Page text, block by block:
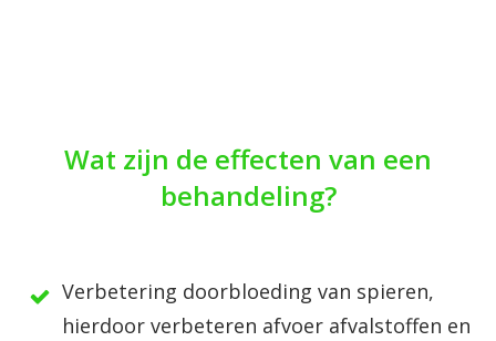
Wat zijn de effecten van een
behandeling?
Verbetering doorbloeding van spieren,
hierdoor verbeteren afvoer afvalstoffen en